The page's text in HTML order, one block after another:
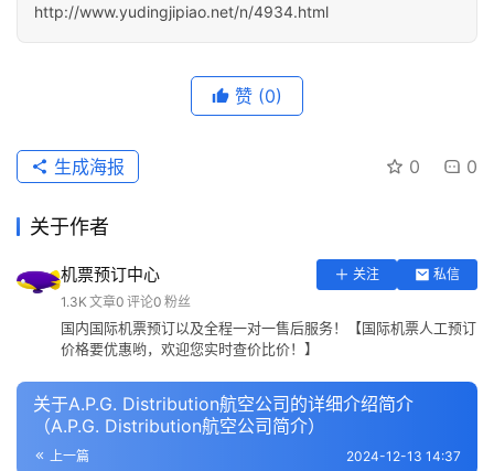
http://www.yudingjipiao.net/n/4934.html
赞 (0)
0 0
生成海报
关于作者
机票预订中心 关注
私信
1.3K 文章0 评论0 粉丝
国内国际机票预订以及全程一对一售后服务！【国际机票人工预订
价格要优惠哟，欢迎您实时查价比价！】
关于A.P.G. Distribution航空公司的详细介绍简介
（A.P.G. Distribution航空公司简介）
上一篇 2024-12-13 14:37